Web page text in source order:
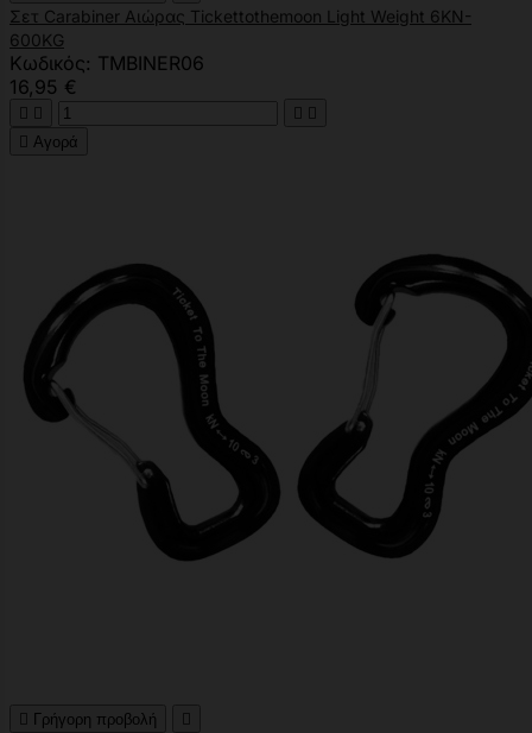
Σετ Carabiner Αιώρας Tickettothemoon Light Weight 6KN-
600KG
Κωδικός: TMBINER06
16,95 €
   
 Αγορά
 Γρήγορη προβολή 